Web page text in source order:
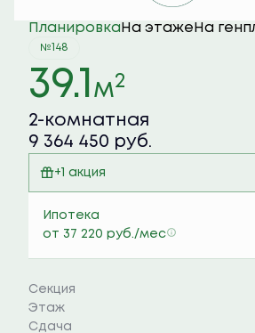
Планировка На этаже На
№148
39.1 м2
2-комнатная
9 364 450 руб.
+1 акция
Ипотека
от 37 220 руб./мес
Секция
Этаж
Сдача